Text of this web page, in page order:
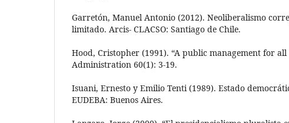
Garretón, Manuel Antonio (2012). Neoliberalismo
limitado. Arcis- CLACSO: Santiago de Chile.
Hood, Cristopher (1991). “A public management for all
Administration 60(1): 3-19.
Isuani, Ernesto y Emilio Tenti (1989). Estado
EUDEBA: Buenos Aires.